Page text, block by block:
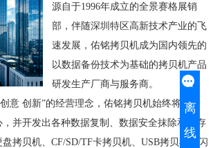
离
线
源自于1996年成立的全景赛格展销
部，伴随深圳特区高新技术产业的飞
速发展，佑铭拷贝机成为国内领先的
以数据备份技术为基础的拷贝机产品
研发生产厂商与服务商。
意 创新”的经营理念，佑铭拷贝机始终将数据
并开发出各种数据复制、数据安全抹除和闪存
拷贝机、CF/SD/TF卡拷贝机、USB拷贝机、闪